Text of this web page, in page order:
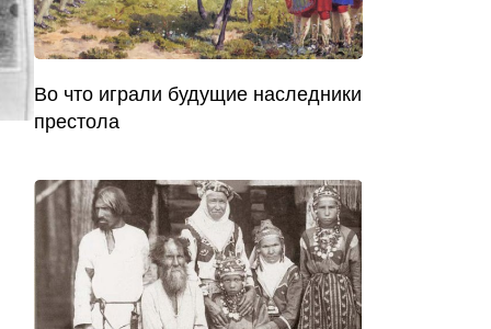
Во что играли будущие наследники
престола